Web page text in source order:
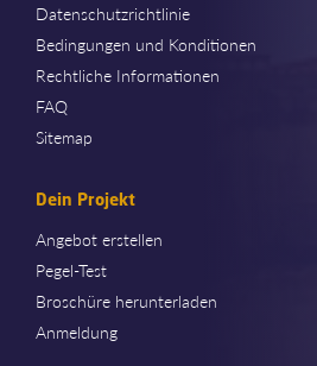
Datenschutzrichtlinie
Bedingungen und Konditionen
Rechtliche Informationen
FAQ
Sitemap
Dein Projekt
Angebot erstellen
Pegel-Test
Broschüre herunterladen
Anmeldung